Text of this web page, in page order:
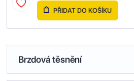
PŘIDAT DO KOŠÍKU
Brzdová těsnění